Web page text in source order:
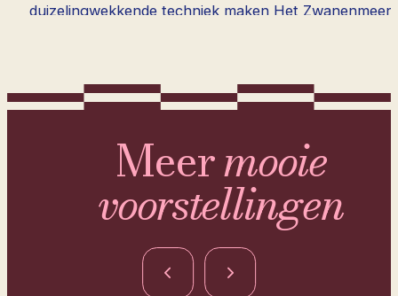
duizelingwekkende techniek maken Het Zwanenmeer
Het Charkiv City Ballet brengt wereldberoemde
met toewijding de rijke tradities van het klassieke
ballet. Met diep respect voor ambacht en historie
voeren zij deze meesterwerken op in hun puurste
vorm. Dit is een unieke kans om dit iconische ballet te
beleven zoals het al generaties lang wordt
Meermooie
voorstellingen